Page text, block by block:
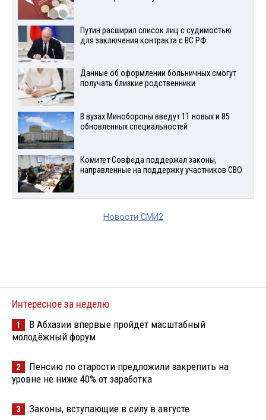
Путин расширил список лиц с судимостью
для заключения контракта с ВС РФ
Данные об оформлении больничных смогут
получать близкие родственники
В вузах Минобороны введут 11 новых и 85
обновленных специальностей
Комитет Совфеда поддержал законы,
направленные на поддержку участников СВО
Новости СМИ2
Интересное за неделю
1
В Абхазии впервые пройдёт масштабный
молодёжный форум
2
Пенсию по старости предложили закрепить на
уровне не ниже 40% от заработка
3 Законы, вступающие в силу в августе